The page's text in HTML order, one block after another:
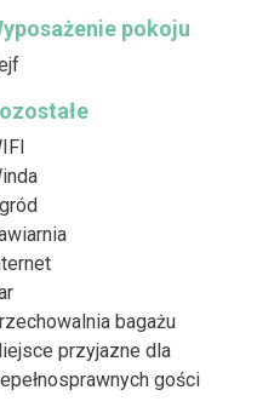
pokoju
bagażu
przyjazne dla
gości